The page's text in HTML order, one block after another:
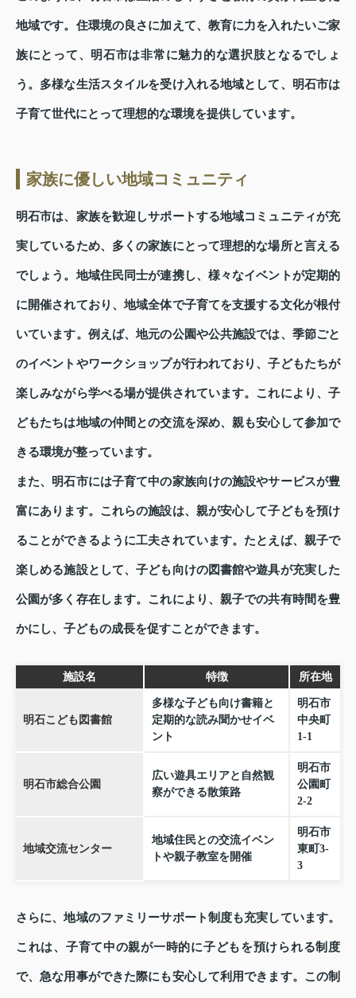
地域です。住環境の良さに加えて、教育に力を入れたいご家
族にとって、明石市は非常に魅力的な選択肢となるでしょ
う。多様な生活スタイルを受け入れる地域として、明石市は
子育て世代にとって理想的な環境を提供しています。
家族に優しい地域コミュニティ
明石市は、家族を歓迎しサポートする地域コミュニティが充
実しているため、多くの家族にとって理想的な場所と言える
でしょう。地域住民同士が連携し、様々なイベントが定期的
に開催されており、地域全体で子育てを支援する文化が根付
いています。例えば、地元の公園や公共施設では、季節ごと
のイベントやワークショップが行われており、子どもたちが
楽しみながら学べる場が提供されています。これにより、子
どもたちは地域の仲間との交流を深め、親も安心して参加で
きる環境が整っています。
また、明石市には子育て中の家族向けの施設やサービスが豊
富にあります。これらの施設は、親が安心して子どもを預け
ることができるように工夫されています。たとえば、親子で
楽しめる施設として、子ども向けの図書館や遊具が充実した
公園が多く存在します。これにより、親子での共有時間を豊
かにし、子どもの成長を促すことができます。
施設名 特徴 所在地
明石こども図書館
多様な子ども向け書籍と
定期的な読み聞かせイベ
ント
明石市
中央町
1-1
明石市総合公園
広い遊具エリアと自然観
察ができる散策路
明石市
公園町
2-2
地域交流センター
地域住民との交流イベン
トや親子教室を開催
明石市
東町3-
3
さらに、地域のファミリーサポート制度も充実しています。
これは、子育て中の親が一時的に子どもを預けられる制度
で、急な用事ができた際にも安心して利用できます。この制